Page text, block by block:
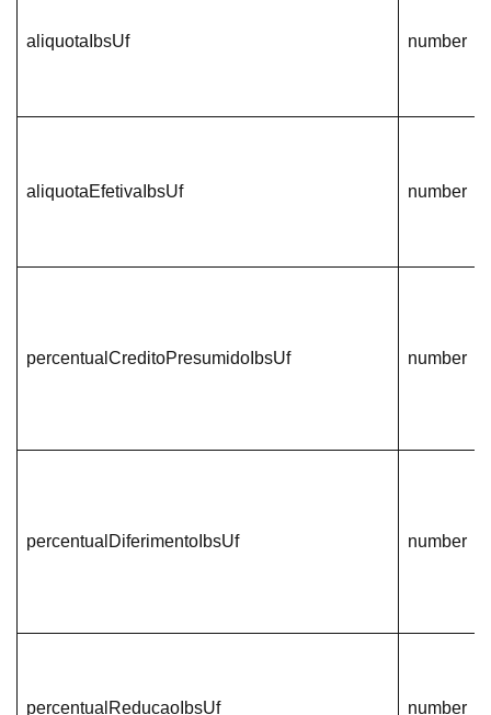
aliquotaIbsUf number
aliquotaEfetivaIbsUf number
percentualCreditoPresumidoIbsUf number
percentualDiferimentoIbsUf number
percentualReducaoIbsUf number